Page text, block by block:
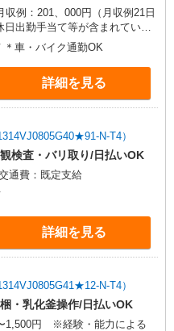
収例：201、000円（月収例21日
日出勤手当て等が含まれていま
支給
＊車・バイク通勤OK
詳細を見る
N-T4）
検査・バリ取り/日払いOK
通費：既定支給
詳細を見る
N-T4）
・乳化釜操作/日払いOK
1,500円 ※経験・能力による